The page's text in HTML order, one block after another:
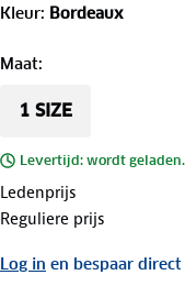
Kleur: Bordeaux
Maat:
1 SIZE
Levertijd: wordt
Ledenprijs
Reguliere prijs
Log in en bespaar direct